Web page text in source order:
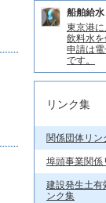
船舶給水
東京港
飲料水を
申請は
です。
リンク集
関係団体リン
埠頭事業関係
建設発生土有
ンク集